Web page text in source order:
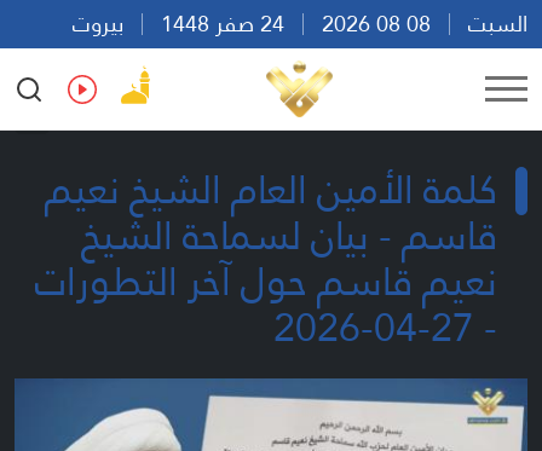
السبت
بيروت
18:12
Ar En Fr Es
كلمة الأمين العام الشيخ نعيم
قاسم - بيان لسماحة الشيخ
نعيم قاسم حول آخر التطورات
- 27-04-2026